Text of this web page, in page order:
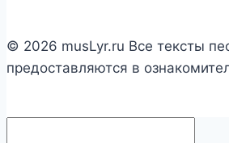
© 2026 musLyr.ru Все тексты
предоставляются в